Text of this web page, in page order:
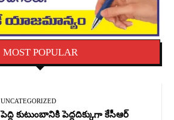
MOST POPULAR
UNCATEGORIZED
పెద్ది కుటుంబానికి పెద్దదిక్కుగా కేసీఆర్